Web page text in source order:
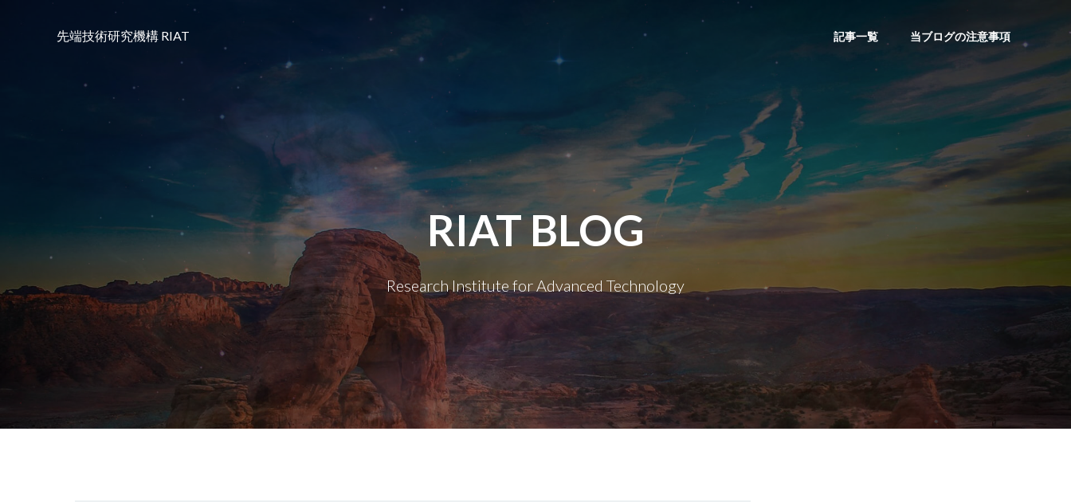
先端技術研究機構 RIAT 記事一覧 当ブログの注意事項
RIAT BLOG
Research Institute for Advanced Technology